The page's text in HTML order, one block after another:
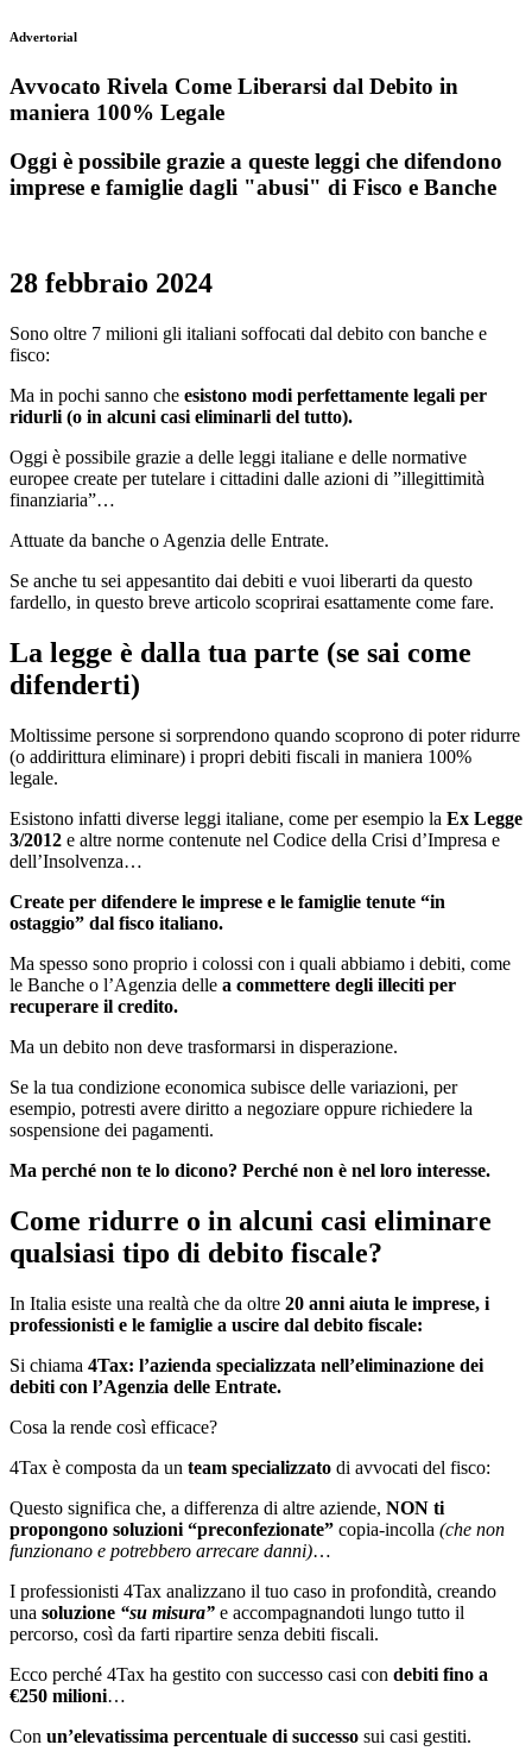
Advertorial
Avvocato Rivela Come Liberarsi dal Debito in
maniera 100% Legale
Oggi è possibile grazie a queste leggi che difendono
imprese e famiglie dagli "abusi" di Fisco e Banche
28 febbraio 2024
Sono oltre 7 milioni gli italiani soffocati dal debito con banche e
fisco:
Ma in pochi sanno che esistono modi perfettamente legali per
ridurli (o in alcuni casi eliminarli del tutto).
Oggi è possibile grazie a delle leggi italiane e delle normative
europee create per tutelare i cittadini dalle azioni di ”illegittimità
finanziaria”…
Attuate da banche o Agenzia delle Entrate.
Se anche tu sei appesantito dai debiti e vuoi liberarti da questo
fardello, in questo breve articolo scoprirai esattamente come fare.
La legge è dalla tua parte (se sai come
difenderti)
Moltissime persone si sorprendono quando scoprono di poter ridurre
(o addirittura eliminare) i propri debiti fiscali in maniera 100%
legale.
Esistono infatti diverse leggi italiane, come per esempio la Ex Legge
3/2012 e altre norme contenute nel Codice della Crisi d’Impresa e
dell’Insolvenza…
Create per difendere le imprese e le famiglie tenute “in
ostaggio” dal fisco italiano.
Ma spesso sono proprio i colossi con i quali abbiamo i debiti, come
le Banche o l’Agenzia delle a commettere degli illeciti per
recuperare il credito.
Ma un debito non deve trasformarsi in disperazione.
Se la tua condizione economica subisce delle variazioni, per
esempio, potresti avere diritto a negoziare oppure richiedere la
sospensione dei pagamenti.
Ma perché non te lo dicono? Perché non è nel loro interesse.
Come ridurre o in alcuni casi eliminare
qualsiasi tipo di debito fiscale?
In Italia esiste una realtà che da oltre 20 anni aiuta le imprese, i
professionisti e le famiglie a uscire dal debito fiscale:
Si chiama 4Tax: l’azienda specializzata nell’eliminazione dei
debiti con l’Agenzia delle Entrate.
Cosa la rende così efficace?
4Tax è composta da un team specializzato di avvocati del fisco:
Questo significa che, a differenza di altre aziende, NON ti
propongono soluzioni “preconfezionate” copia-incolla (che non
funzionano e potrebbero arrecare danni)…
I professionisti 4Tax analizzano il tuo caso in profondità, creando
una soluzione “su misura” e accompagnandoti lungo tutto il
percorso, così da farti ripartire senza debiti fiscali.
Ecco perché 4Tax ha gestito con successo casi con debiti fino a
€250 milioni…
Con un’elevatissima percentuale di successo sui casi gestiti.